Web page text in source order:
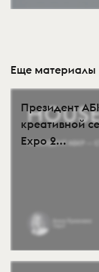
Еще материалы
Президент
креативной
Expo 2...